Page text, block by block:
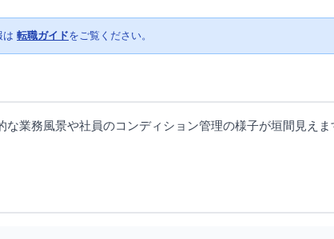
は 転職ガイドをご覧ください。
業務風景や社員のコンディション管理の様子が垣間見え